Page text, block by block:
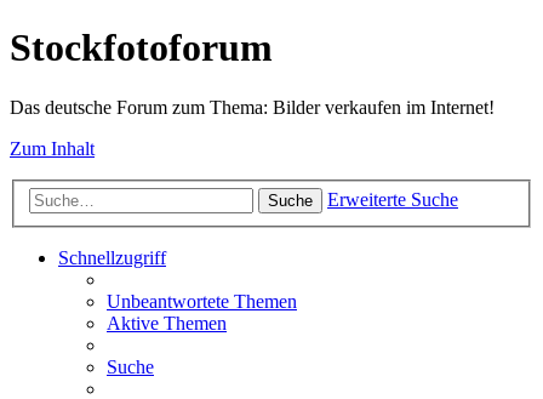
Stockfotoforum
Das deutsche Forum zum Thema: Bilder verkaufen im Internet!
Zum Inhalt
Suche Erweiterte Suche
Schnellzugriff
Unbeantwortete Themen
Aktive Themen
Suche